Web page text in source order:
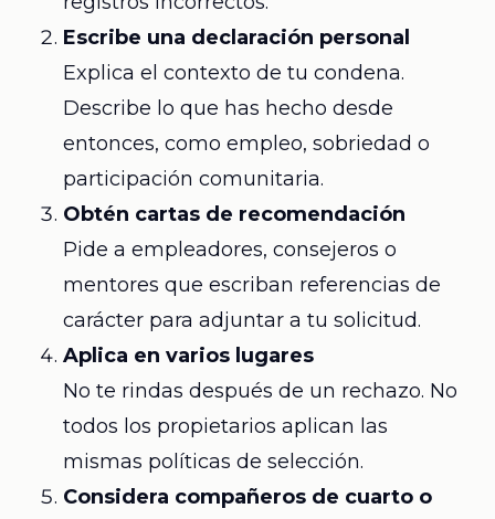
Escribe una declaración personal
Explica el contexto de tu condena.
Describe lo que has hecho desde
entonces, como empleo, sobriedad o
participación comunitaria.
Obtén cartas de recomendación
Pide a empleadores, consejeros o
mentores que escriban referencias de
carácter para adjuntar a tu solicitud.
Aplica en varios lugares
No te rindas después de un rechazo. No
todos los propietarios aplican las
mismas políticas de selección.
Considera compañeros de cuarto o